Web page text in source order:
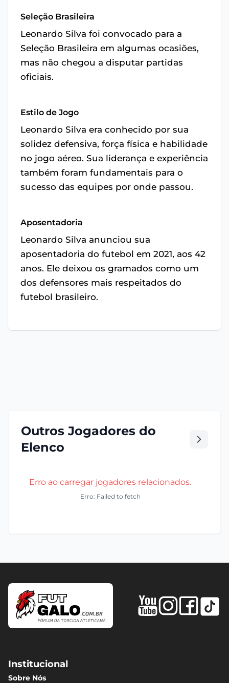
Seleção Brasileira
Leonardo Silva foi convocado para a
Seleção Brasileira em algumas ocasiões,
mas não chegou a disputar partidas
oficiais.
Estilo de Jogo
Leonardo Silva era conhecido por sua
solidez defensiva, força física e habilidade
no jogo aéreo. Sua liderança e experiência
também foram fundamentais para o
sucesso das equipes por onde passou.
Aposentadoria
Leonardo Silva anunciou sua
aposentadoria do futebol em 2021, aos 42
anos. Ele deixou os gramados como um
dos defensores mais respeitados do
futebol brasileiro.
Outros Jogadores do
Elenco
Erro ao carregar jogadores relacionados.
Erro: Failed to fetch
Institucional
Sobre Nós